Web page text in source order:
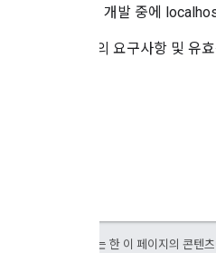
HTTP는 개발 중에
Google의 요구사항 및 유
달리 명시되지 않는 한 이 페이지의 콘텐